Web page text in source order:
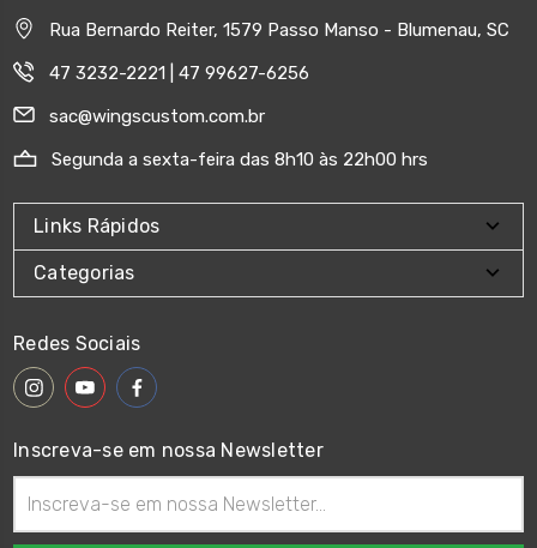
Rua Bernardo Reiter, 1579 Passo Manso - Blumenau, SC
47 3232-2221 | 47 99627-6256
sac@wingscustom.com.br
Segunda a sexta-feira das 8h10 às 22h00 hrs
Links Rápidos
Categorias
Redes Sociais
Inscreva-se em nossa Newsletter
de
email